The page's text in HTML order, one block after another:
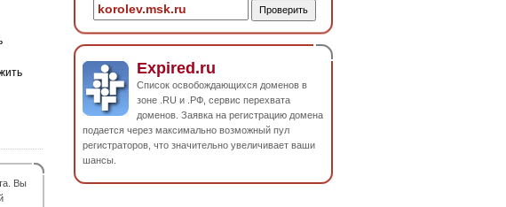
Вы
Expired.ru
Список освобождающихся доменов в
зоне .RU и .РФ, сервис перехвата
доменов. Заявка на регистрацию домена
подается через максимально возможный пул
регистраторов, что значительно увеличивает ваши
шансы.